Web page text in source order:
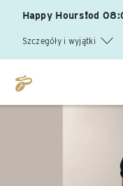
Happy Hours❗od
Szczegóły i wyjątki